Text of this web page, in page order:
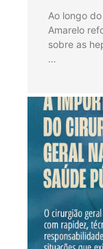
Ao longo
Amarelo
sobre as
…